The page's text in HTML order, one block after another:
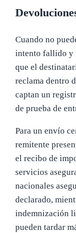
Cuando no
intento fallido y
que el
reclama dentro
captan un
de prueba de
Para un envío
remitente
el recibo de
servicios
nacionales
declarado,
indemnización
pueden tardar